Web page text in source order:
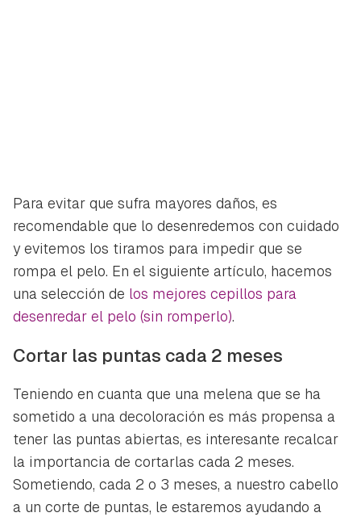
Para evitar que sufra mayores daños, es
recomendable que lo desenredemos con cuidado
y evitemos los tiramos para impedir que se
rompa el pelo. En el siguiente artículo, hacemos
una selección de los mejores cepillos para
desenredar el pelo (sin romperlo).
Cortar las puntas cada 2 meses
Teniendo en cuanta que una melena que se ha
sometido a una decoloración es más propensa a
tener las puntas abiertas, es interesante recalcar
la importancia de cortarlas cada 2 meses.
Sometiendo, cada 2 o 3 meses, a nuestro cabello
a un corte de puntas, le estaremos ayudando a